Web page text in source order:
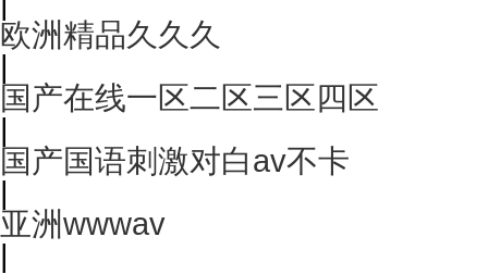
欧洲精品久久久
|
国产在线一区二区三区四区
|
国产国语刺激对白av不卡
|
亚洲wwwav
|